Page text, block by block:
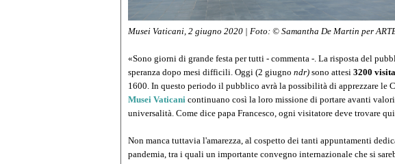
Musei Vaticani, 2 giugno 2020 | Foto: © Samantha De Martin per
«Sono giorni di grande festa per tutti - commenta -. La risposta del
speranza dopo mesi difficili. Oggi (2 giugno ndr) sono attesi 3200
1600. In questo periodo il pubblico avrà la possibilità di apprezzare le
Musei Vaticani continuano così la loro missione di portare avanti
universalità. Come dice papa Francesco, ogni visitatore deve trovare
Non manca tuttavia l'amarezza, al cospetto dei tanti appuntamenti
pandemia, tra i quali un importante convegno internazionale che si